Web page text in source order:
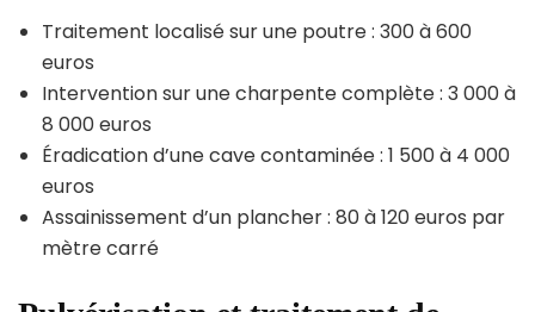
Traitement localisé sur une poutre : 300 à 600
euros
Intervention sur une charpente complète : 3 000 à
8 000 euros
Éradication d’une cave contaminée : 1 500 à 4 000
euros
Assainissement d’un plancher : 80 à 120 euros par
mètre carré